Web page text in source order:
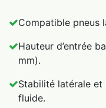
Compatible pneus
Hauteur d’entrée
mm).
Stabilité latérale et
fluide.